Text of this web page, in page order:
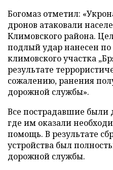
Богомаз отметил:
дронов атаковали
Климовского района.
подлый удар нанесен по
климовского участка
результате
сожалению, ранения
дорожной службы».
Все пострадавшие были
где им оказали
помощь. В результате
устройства был
дорожной службы.